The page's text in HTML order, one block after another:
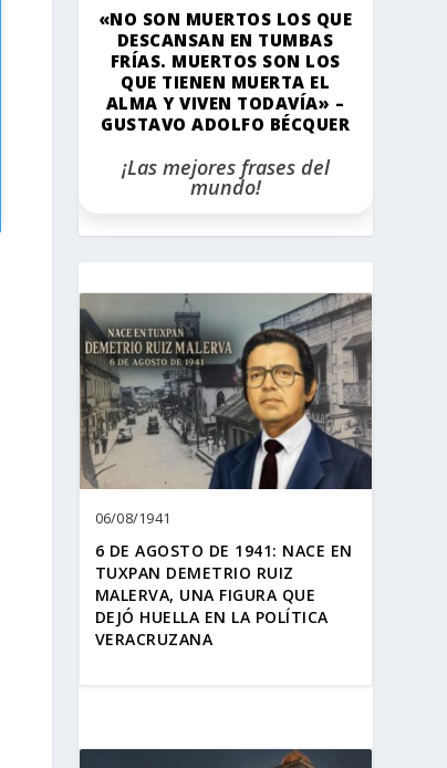
«NO SON MUERTOS LOS QUE
DESCANSAN EN TUMBAS
FRÍAS. MUERTOS SON LOS
QUE TIENEN MUERTA EL
ALMA Y VIVEN TODAVÍA» –
GUSTAVO ADOLFO BÉCQUER
¡Las mejores frases del
mundo!
06/08/1941
6 DE AGOSTO DE 1941: NACE EN
TUXPAN DEMETRIO RUIZ
MALERVA, UNA FIGURA QUE
DEJÓ HUELLA EN LA POLÍTICA
VERACRUZANA